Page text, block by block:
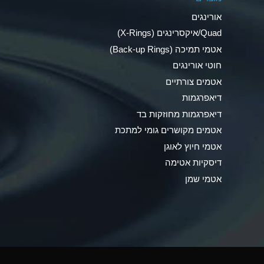
Ammonia Gas (hot)
Ammonium Carbonate (Aqueous)
Ammonium Chloride (Aqueous)
Ammonium Hydroxide (conc.)
Ammonium Nitrate (Aqueous)
Ammonium Nitrite (Aqueous)
Ammonium Sulfate (Aqueous)
אורינגים
Quad/איקסרינגים (X-Rings)
אטמי תמיכה (Back-up Rings)
חוטי אורינגים
אטמים צורתיים
דיאפרגמות
דיאפרגמות מחוזקות בד
אטמים מקושרים גומי למתכת
אטמי חיוץ לאוגן
דיסקיות אטימה
אטמי שמן